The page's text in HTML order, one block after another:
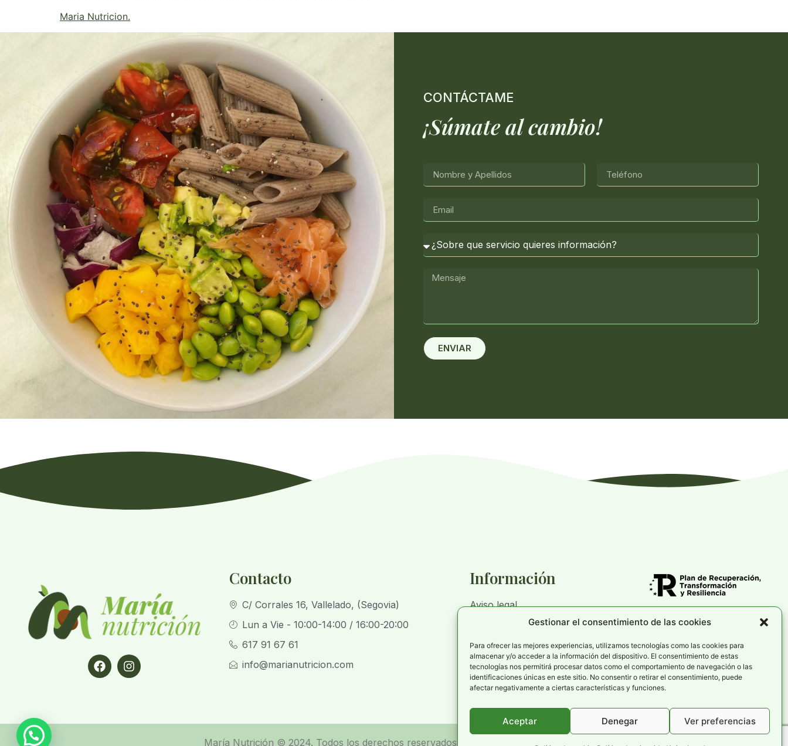
Gestionar el consentimiento de las cookies
Para ofrecer las mejores experiencias, utilizamos tecnologías como las cookies para
almacenar y/o acceder a la información del dispositivo. El consentimiento de estas
tecnologías nos permitirá procesar datos como el comportamiento de navegación o las
identificaciones únicas en este sitio. No consentir o retirar el consentimiento, puede
afectar negativamente a ciertas características y funciones.
Aceptar Denegar Ver preferencias
Maria Nutricion.
CONTÁCTAME
¡Súmate al cambio!
ENVIAR
Contacto
C/ Corrales 16, Vallelado, (Segovia)
Lun a Vie - 10:00-14:00 / 16:00-20:00
617 91 67 61
info@marianutricion.com
Información
Aviso legal
Política de cookies
Política de privacidad
Declaración de accesibilidad
María Nutrición © 2024. Todos los derechos reservados | Desarrollado por TOOOLS